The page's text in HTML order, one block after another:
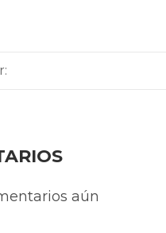
aún